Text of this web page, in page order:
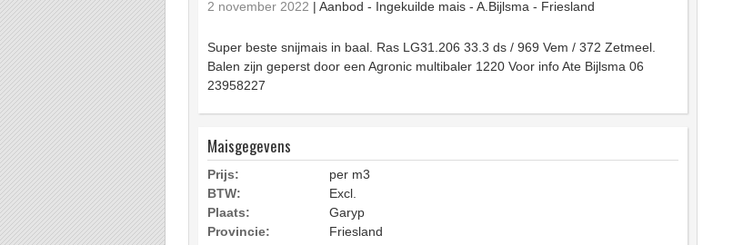
2 november 2022 | Aanbod - Ingekuilde mais - A.Bijlsma - Friesland
Super beste snijmais in baal. Ras LG31.206 33.3 ds / 969 Vem / 372 Zetmeel.
Balen zijn geperst door een Agronic multibaler 1220 Voor info Ate Bijlsma 06
23958227
Maisgegevens
Prijs:
per m3
BTW:
Excl.
Plaats:
Garyp
Provincie:
Friesland